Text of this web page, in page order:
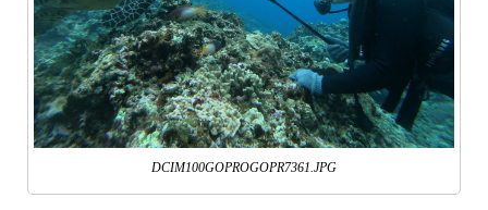
DCIM100GOPROGOPR7361.JPG